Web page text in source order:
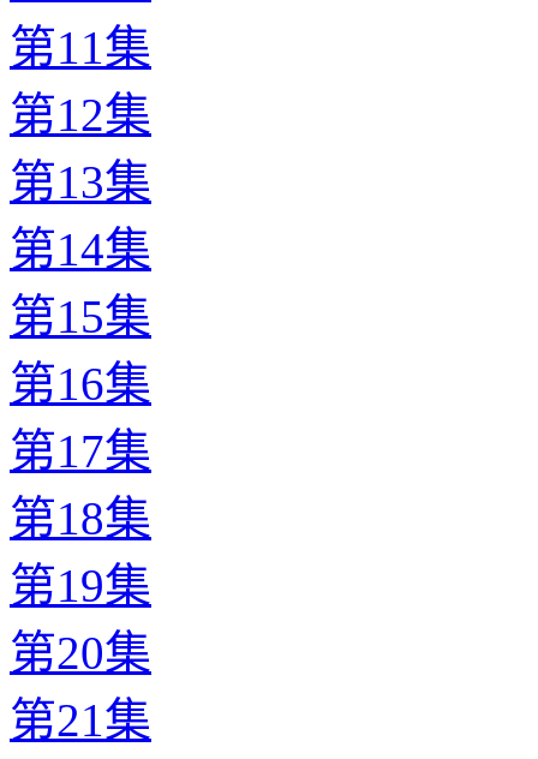
第11集
第12集
第13集
第14集
第15集
第16集
第17集
第18集
第19集
第20集
第21集